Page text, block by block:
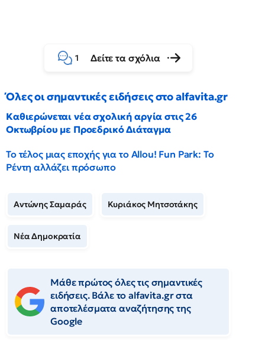
1 Δείτε τα σχόλια
Όλες οι σημαντικές ειδήσεις στο alfavita.gr
Καθιερώνεται νέα σχολική αργία στις 26
Οκτωβρίου με Προεδρικό Διάταγμα
Το τέλος μιας εποχής για το Allou! Fun Park: Το
Ρέντη αλλάζει πρόσωπο
Αντώνης Σαμαράς Κυριάκος Μητσοτάκης
Νέα Δημοκρατία
Μάθε πρώτος όλες τις σημαντικές
ειδήσεις. Βάλε το alfavita.gr στα
αποτελέσματα αναζήτησης της
Google